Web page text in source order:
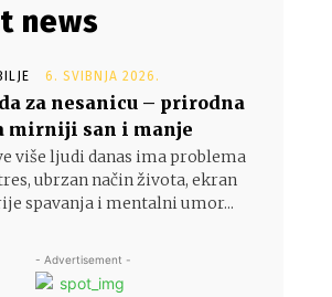
news
6. SVIBNJA 2026.
za nesanicu – prirodna
mirniji san i manje
više ljudi danas ima problema
ubrzan način života, ekran
spavanja i mentalni umor...
- Advertisement -